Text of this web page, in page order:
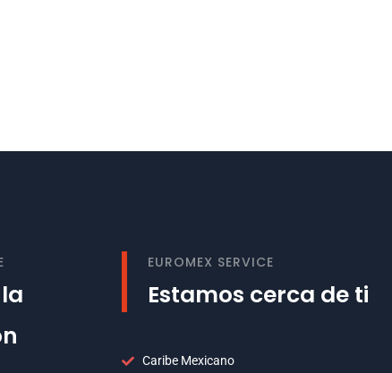
EUROMEX SERVICE
Estamos cerca de ti
Caribe Mexicano